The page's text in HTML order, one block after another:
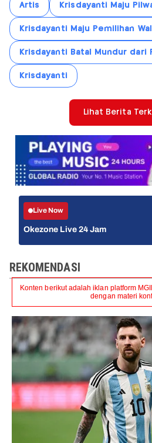
Artis Krisdayanti Maju
Krisdayanti Maju Pemilihan
Krisdayanti Batal Mundur dari
Krisdayanti
Lihat Berita
Live Now
Okezone Live 24 Jam